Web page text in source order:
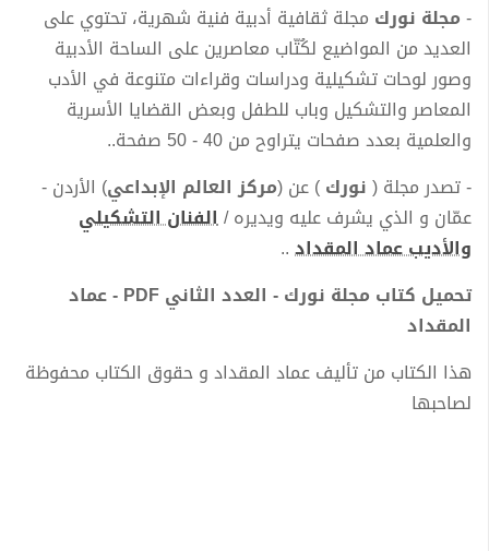
-مجلة نورك مجلة ثقافية أدبية فنية شهرية، تحتوي على
العديد من المواضيع لكُتّاب معاصرين على الساحة الأدبية
وصور لوحات تشكيلية ودراسات وقراءات متنوعة في الأدب
المعاصر والتشكيل وباب للطفل وبعض القضايا الأسرية
والعلمية بعدد صفحات يتراوح من 40 - 50 صفحة..
- تصدر مجلة (نورك) عن (مركز العالم الإبداعي) الأردن -
عمّان و الذي يشرف عليه ويديره /الفنان التشكيلي
والأديب عماد المقداد..
تحميل كتاب مجلة نورك - العدد الثاني PDF - عماد
المقداد
هذا الكتاب من تأليف عماد المقداد و حقوق الكتاب محفوظة
لصاحبها